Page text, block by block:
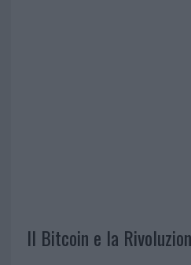
Il Bitcoin e la